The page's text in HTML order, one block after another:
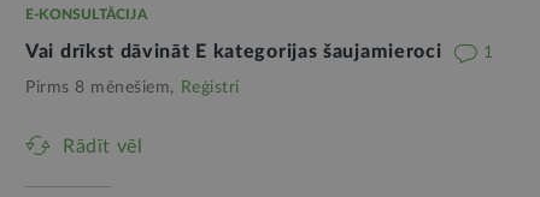
E-KONSULTĀCIJA
Vai drīkst dāvināt E kategorijas šaujamieroci 1
Pirms 8 mēnešiem, Reģistri
Rādīt vēl